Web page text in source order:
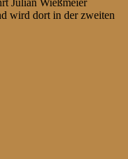
wird dort in der zweiten